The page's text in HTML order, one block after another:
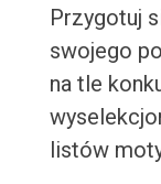
Przygotuj
swojego
na tle
listów